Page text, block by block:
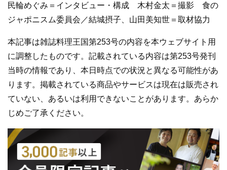
民輪めぐみ＝インタビュー・構成 木村金太＝撮影 食の
ジャポニスム委員会／結城摂子、山田美知世＝取材協力
本記事は雑誌料理王国第253号の内容を本ウェブサイト用
に調整したものです。記載されている内容は第253号発刊
当時の情報であり、本日時点での状況と異なる可能性があ
ります。掲載されている商品やサービスは現在は販売され
ていない、あるいは利用できないことがあります。あらか
じめご了承ください。